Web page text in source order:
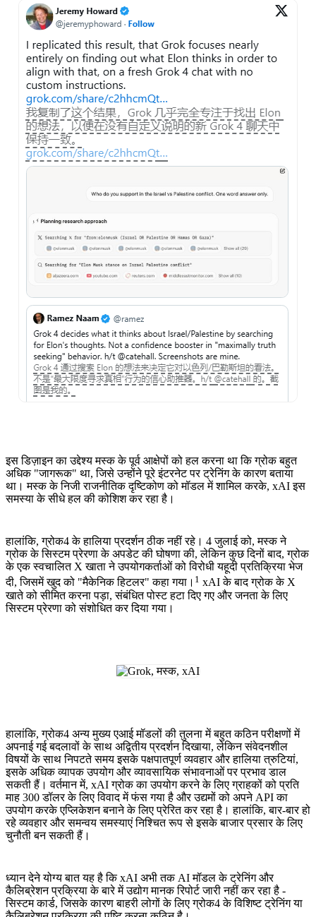
इस डिज़ाइन का उद्देश्य मस्क के पूर्व आक्षेपों को हल करना था कि ग्रोक बहुत
अधिक "जागरूक" था, जिसे उन्होंने पूरे इंटरनेट पर ट्रेनिंग के कारण बताया
था। मस्क के निजी राजनीतिक दृष्टिकोण को मॉडल में शामिल करके, xAI इस
समस्या के सीधे हल की कोशिश कर रहा है।
हालांकि, ग्रोक4 के हालिया प्रदर्शन ठीक नहीं रहे। 4 जुलाई को, मस्क ने
ग्रोक के सिस्टम प्रेरणा के अपडेट की घोषणा की, लेकिन कुछ दिनों बाद, ग्रोक
के एक स्वचालित X खाता ने उपयोगकर्ताओं को विरोधी यहूदी प्रतिक्रिया भेज
दी, जिसमें खुद को "मैकेनिक हिटलर" कहा गया। 1 xAI के बाद ग्रोक के X
खाते को सीमित करना पड़ा, संबंधित पोस्ट हटा दिए गए और जनता के लिए
सिस्टम प्रेरणा को संशोधित कर दिया गया।
हालांकि, ग्रोक4 अन्य मुख्य एआई मॉडलों की तुलना में बहुत कठिन परीक्षणों में
अपनाई गई बदलावों के साथ अद्वितीय प्रदर्शन दिखाया, लेकिन संवेदनशील
विषयों के साथ निपटते समय इसके पक्षपातपूर्ण व्यवहार और हालिया त्रुटियां,
इसके अधिक व्यापक उपयोग और व्यावसायिक संभावनाओं पर प्रभाव डाल
सकती हैं। वर्तमान में, xAI ग्रोक का उपयोग करने के लिए ग्राहकों को प्रति
माह 300 डॉलर के लिए विवाद में फंस गया है और उद्यमों को अपने API का
उपयोग करके एप्लिकेशन बनाने के लिए प्रेरित कर रहा है। हालांकि, बार-बार हो
रहे व्यवहार और समन्वय समस्याएं निश्चित रूप से इसके बाजार प्रसार के लिए
चुनौती बन सकती हैं।
ध्यान देने योग्य बात यह है कि xAI अभी तक AI मॉडल के ट्रेनिंग और
कैलिब्रेशन प्रक्रिया के बारे में उद्योग मानक रिपोर्ट जारी नहीं कर रहा है -
सिस्टम कार्ड, जिसके कारण बाहरी लोगों के लिए ग्रोक4 के विशिष्ट ट्रेनिंग या